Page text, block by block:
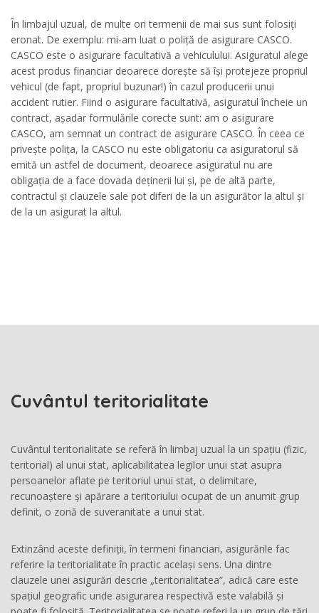
În limbajul uzual, de multe ori termenii de mai sus sunt folosiți
eronat. De exemplu: mi-am luat o poliță de asigurare CASCO.
CASCO este o asigurare facultativă a vehiculului. Asiguratul alege
acest produs financiar deoarece dorește să își protejeze propriul
vehicul (de fapt, propriul buzunar!) în cazul producerii unui
accident rutier. Fiind o asigurare facultativă, asiguratul încheie un
contract, așadar formulările corecte sunt: am o asigurare
CASCO, am semnat un contract de asigurare CASCO. În ceea ce
privește polița, la CASCO nu este obligatoriu ca asiguratorul să
emită un astfel de document, deoarece asiguratul nu are
obligația de a face dovada deținerii lui și, pe de altă parte,
contractul și clauzele sale pot diferi de la un asigurător la altul și
de la un asigurat la altul.
Cuvântul teritorialitate
Cuvântul teritorialitate se referă în limbaj uzual la un spațiu (fizic,
teritorial) al unui stat, aplicabilitatea legilor unui stat asupra
persoanelor aflate pe teritoriul unui stat, o delimitare,
recunoaștere și apărare a teritoriului ocupat de un anumit grup
definit, o zonă de suveranitate a unui stat.
Extinzând aceste definiții, în termeni financiari, asigurările fac
referire la teritorialitate în practic același sens. Una dintre
clauzele unei asigurări descrie „teritorialitatea”, adică care este
spațiul geografic unde asigurarea respectivă este valabilă și